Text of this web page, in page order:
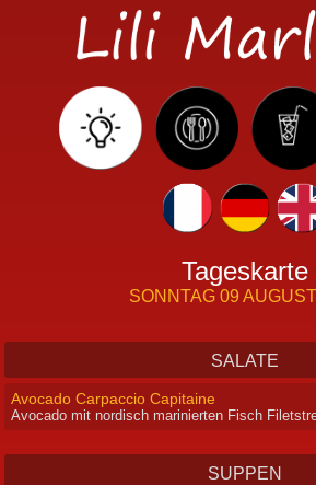
Tageskarte
SONNTAG 09
SALATE
Avocado Carpaccio Capitaine
Avocado mit nordisch marinierten Fisch
SUPPEN